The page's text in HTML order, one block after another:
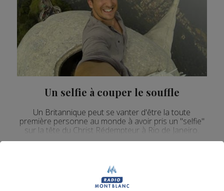
Un selfie à couper le souffle
Un Britannique peut se vanter d'être la toute
première personne au monde à avoir pris un "selfie"
sur la tête du Christ Rédempteur à Rio de Janeiro.